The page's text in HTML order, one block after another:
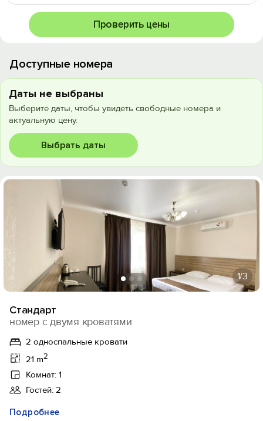
Проверить цены
Доступные номера
Даты не выбраны
Выберите даты, чтобы увидеть свободные номера и
актуальную цену.
Выбрать даты
1/3
Стандарт
номер с двумя кроватями
2 односпальные кровати
21 m2
Комнат: 1
Гостей: 2
Подробнее